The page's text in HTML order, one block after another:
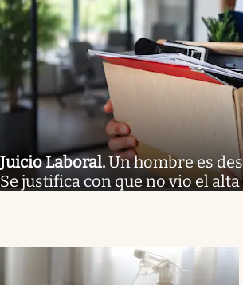
Juicio Laboral.Un hombre es
Se justifica con que no vio el